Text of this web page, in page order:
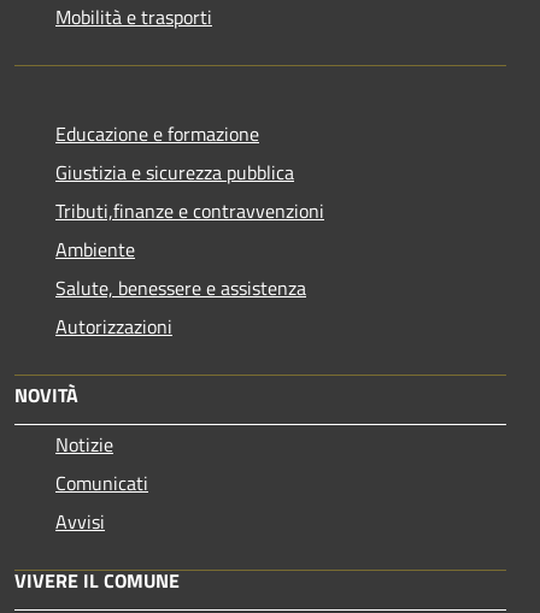
Mobilità e trasporti
Educazione e formazione
Giustizia e sicurezza pubblica
Tributi,finanze e contravvenzioni
Ambiente
Salute, benessere e assistenza
Autorizzazioni
NOVITÀ
Notizie
Comunicati
Avvisi
VIVERE IL COMUNE